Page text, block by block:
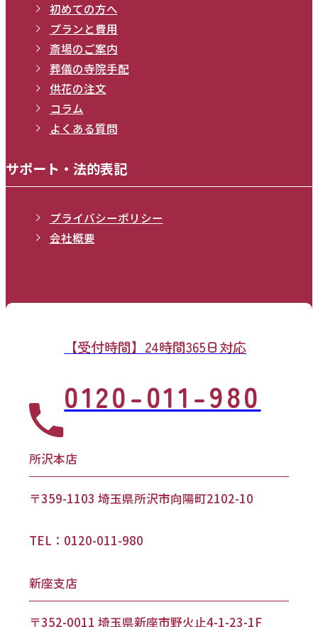
初めての方へ
プランと費用
斎場のご案内
葬儀の寺院手配
供花の注文
コラム
よくある質問
サポート・法的表記
プライバシーポリシー
会社概要
【受付時間】24時間365日対応
0120-011-980
所沢本店
〒359-1103 埼玉県所沢市向陽町2102-10
TEL：0120-011-980
新座支店
〒352-0011 埼玉県新座市野火止4-1-23-1F